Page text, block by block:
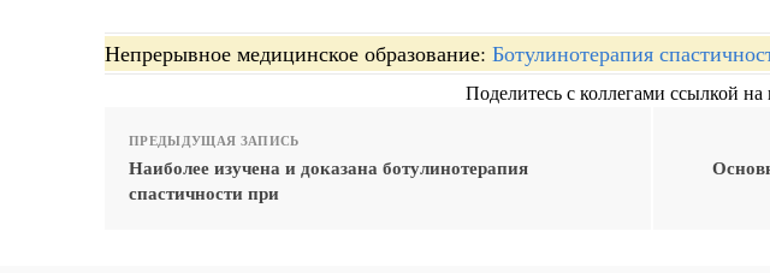
Непрерывное медицинское образование: Ботулинотерапия
Поделитесь с коллегами ссылкой
ПРЕДЫДУЩАЯ ЗАПИСЬ
Наиболее изучена и доказана ботулинотерапия
спастичности при